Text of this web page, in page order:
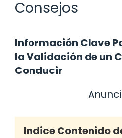
Consejos
Información Clave
la Validación de un
Conducir
Indice Contenido